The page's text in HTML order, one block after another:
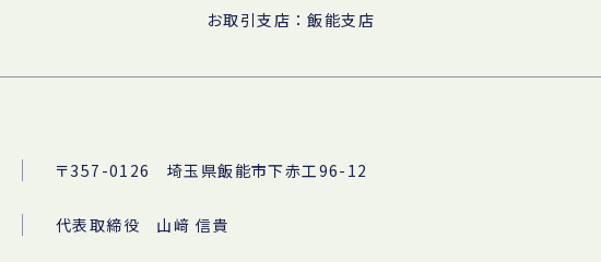
お取引支店：飯能支店
〒357-0126 埼玉県飯能市下赤工96-12
代表取締役 山﨑 信貴